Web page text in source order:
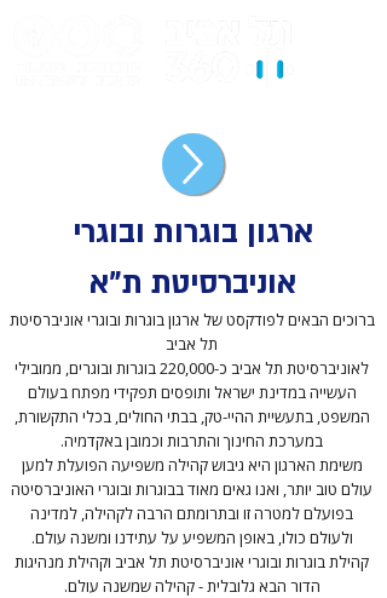
ארגון בוגרות ובוגרי
אוניברסיטת ת"א
ברוכים הבאים לפודקסט של ארגון בוגרות ובוגרי אוניברסיטת
תל אביב
לאוניברסיטת תל אביב כ-220,000 בוגרות ובוגרים, ממובילי
העשייה במדינת ישראל ותופסים תפקידי מפתח בעולם
המשפט, בתעשיית ההיי-טק, בבתי החולים, בכלי התקשורת,
במערכת החינוך והתרבות וכמובן באקדמיה.
משימת הארגון היא גיבוש קהילה משפיעה הפועלת למען
עולם טוב יותר, ואנו גאים מאוד בבוגרות ובוגרי האוניברסיטה
בפועלם למטרה זו ובתרומתם הרבה לקהילה, למדינה
ולעולם כולו, באופן המשפיע על עתידנו ומשנה עולם.
קהילת בוגרות ובוגרי אוניברסיטת תל אביב וקהילת מנהיגות
הדור הבא גלובלית - קהילה שמשנה עולם.‏